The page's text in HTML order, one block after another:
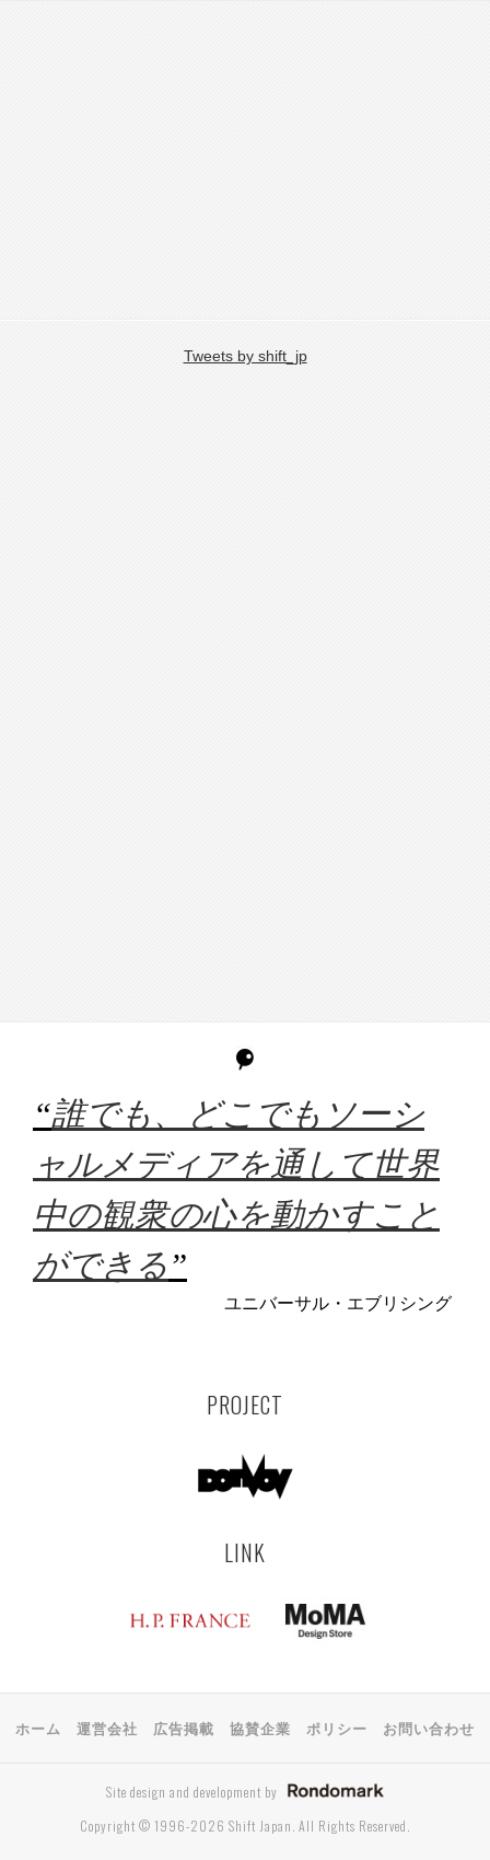
Tweets by shift_jp
“誰でも、どこでもソーシ
ャルメディアを通して世界
中の観衆の心を動かすこと
ができる ”
ユニバーサル・エブリシング
PROJECT
LINK
ホーム 運営会社 広告掲載 協賛企業 ポリシー お問い合わせ
Site design and development by
Copyright © 1996-2026 Shift Japan. All Rights Reserved.